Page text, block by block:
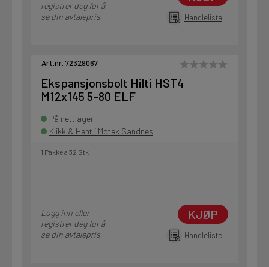
registrer deg for å
se din avtalepris
Handleliste
Art.nr. 72329067
Ekspansjonsbolt Hilti HST4
M12x145 5-80 ELF
På nettlager
Klikk & Hent i Motek Sandnes
1 Pakke a 32 Stk
Logg inn eller
registrer deg for å
se din avtalepris
KJØP
Handleliste